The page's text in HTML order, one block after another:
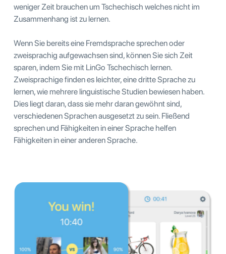
weniger Zeit brauchen um Tschechisch welches nicht im
Zusammenhang ist zu lernen.
Wenn Sie bereits eine Fremdsprache sprechen oder
zweisprachig aufgewachsen sind, können Sie sich Zeit
sparen, indem Sie mit LinGo Tschechisch lernen.
Zweisprachige finden es leichter, eine dritte Sprache zu
lernen, wie mehrere linguistische Studien bewiesen haben.
Dies liegt daran, dass sie mehr daran gewöhnt sind,
verschiedenen Sprachen ausgesetzt zu sein. Fließend
sprechen und Fähigkeiten in einer Sprache helfen
Fähigkeiten in einer anderen Sprache.